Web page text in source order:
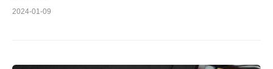
2024-01-09